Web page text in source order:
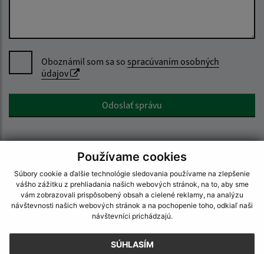
Používame cookies
Súbory cookie a ďalšie technológie sledovania používame na zlepšenie
vášho zážitku z prehliadania našich webových stránok, na to, aby sme
vám zobrazovali prispôsobený obsah a cielené reklamy, na analýzu
návštevnosti našich webových stránok a na pochopenie toho, odkiaľ naši
návštevníci prichádzajú.
SÚHLASÍM
Oboznámil som sa so spracúvaním osobných
údajov
Google reCaptcha ResponseOdoslať správu
Úradné hodiny:
Deň
Čas doobedaČas poobede
Pondelok:
07:30 - 12:00 12:30 - 15:30
07:30 - 12:00 12:30 - 15:30
Streda:
07:30 - 12:00 12:30 - 15:30
07:30 - 12:00